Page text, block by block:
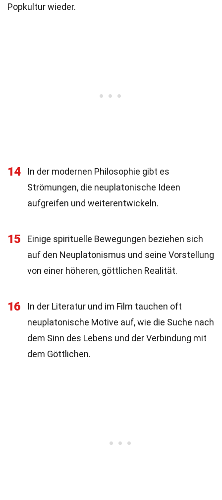
Popkultur wieder.
14
In der modernen Philosophie gibt es
Strömungen, die neuplatonische Ideen
aufgreifen und weiterentwickeln.
15
Einige spirituelle Bewegungen beziehen sich
auf den Neuplatonismus und seine Vorstellung
von einer höheren, göttlichen Realität.
16
In der Literatur und im Film tauchen oft
neuplatonische Motive auf, wie die Suche nach
dem Sinn des Lebens und der Verbindung mit
dem Göttlichen.